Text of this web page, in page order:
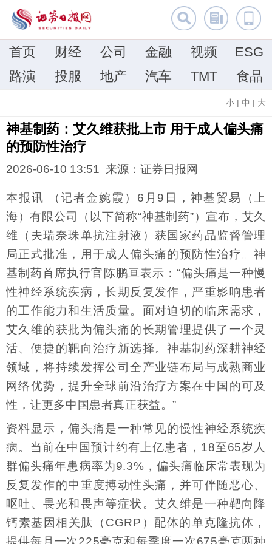
首页 财经 公司 金融 视频
ESG
路演
投服 地产 汽车 TMT 食品
小 | 中 | 大
神基制药：艾久维获批上市 用于成人偏头痛
的预防性治疗
2026-06-10 13:51 来源：证券日报网
本报讯 （记者金婉霞）6月9日，神基贸易（上
海）有限公司（以下简称“神基制药”）宣布，艾久
维（夫瑞奈珠单抗注射液）获国家药品监督管理
局正式批准，用于成人偏头痛的预防性治疗。神
基制药首席执行官陈鹏亘表示：“偏头痛是一种慢
性神经系统疾病，长期反复发作，严重影响患者
的工作能力和生活质量。面对迫切的临床需求，
艾久维的获批为偏头痛的长期管理提供了一个灵
活、便捷的靶向治疗新选择。神基制药深耕神经
领域，将持续发挥公司全产业链布局与成熟商业
网络优势，提升全球前沿治疗方案在中国的可及
性，让更多中国患者真正获益。”
资料显示，偏头痛是一种常见的慢性神经系统疾
病。当前在中国预计约有上亿患者，18至65岁人
群偏头痛年患病率为9.3%，偏头痛临床常表现为
反复发作的中重度搏动性头痛，并可伴随恶心、
呕吐、畏光和畏声等症状。艾久维是一种靶向降
钙素基因相关肽（CGRP）配体的单克隆抗体，
提供每月一次225毫克和每季度一次675毫克两种